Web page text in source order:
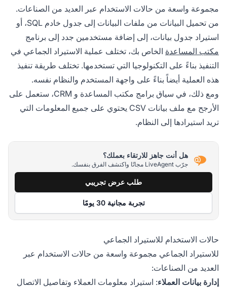
مجموعة واسعة من حالات الاستخدام عبر العديد من الصناعات.
من تحميل البيانات من ملفات البيانات إلى جدول خادم SQL، أو
استيراد جدول بيانات، إلى إضافة مستخدمين جدد إلى برنامج
مكتب المساعدة الخاص بك، تختلف عملية الاستيراد الجماعي في
التنفيذ بناءً على التكنولوجيا التي تستخدمها. تختلف طريقة تنفيذ
هذه العملية أيضاً بناءً على واجهة المستخدم والنظام نفسه.
ومع ذلك، في سياق برامج مكتب المساعدة و CRM، ستعمل على
الأرجح مع ملف بيانات CSV يحتوي على جميع المعلومات التي
تريد استيرادها إلى النظام.
هل أنت جاهز للارتقاء بعملك؟
جرّب LiveAgent مجانًا واكتشف الفرق بنفسك.
طلب عرض تجريبي
تجربة مجانية 30 يومًا
حالات الاستخدام للاستيراد الجماعي
للاستيراد الجماعي مجموعة واسعة من حالات الاستخدام عبر
العديد من الصناعات:
إدارة بيانات العملاء: استيراد معلومات العملاء وتفاصيل الاتصال